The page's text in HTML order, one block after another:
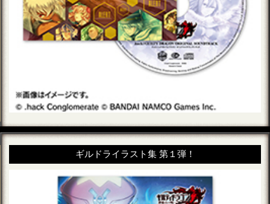
ギルドライラスト集 第１弾！